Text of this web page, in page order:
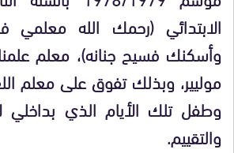
الابتدائي (رحمك الله معلمي
وأسكنك فسيح جنانه)، معلم
موليير، وبذلك تفوق على معلم
وطفل تلك الأيام الذي بداخلي
والتقييم.